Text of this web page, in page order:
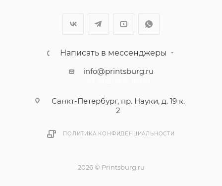
Написать в мессенджеры
info@printsburg.ru
Санкт-Петербург, пр. Науки, д. 19 к.
2
ПОЛИТИКА КОНФИДЕНЦИАЛЬНОСТИ
2026 © Printsburg.ru